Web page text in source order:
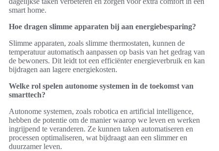
smart home.
Hoe dragen slimme apparaten bij aan energiebesparing?
Slimme apparaten, zoals slimme thermostaten, kunnen de
temperatuur automatisch aanpassen op basis van het gedrag van
de bewoners. Dit leidt tot een efficiënter energieverbruik en kan
bijdragen aan lagere energiekosten.
Welke rol spelen autonome systemen in de toekomst van
smarttech?
Autonome systemen, zoals robotica en artificial intelligence,
hebben de potentie om de manier waarop we leven en werken
ingrijpend te veranderen. Ze kunnen taken automatiseren en
processen optimaliseren, wat bijdraagt aan een slimmer en
duurzamer leven.